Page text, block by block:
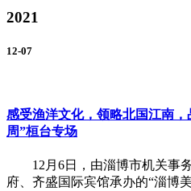
2021
12-07
感受渔洋文化，领略北国江南
周”桓台专场
12月6日，由淄博市机关事务
府、齐盛国际宾馆承办的“淄博